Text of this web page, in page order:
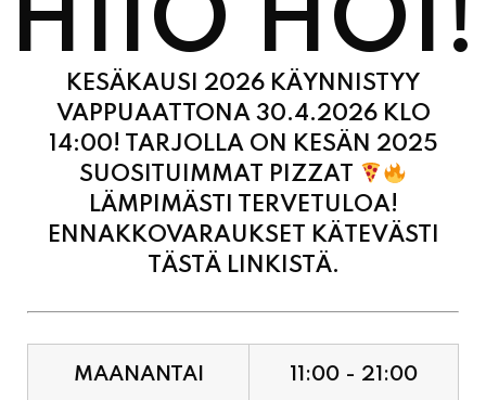
HIIO HOI!
KESÄKAUSI 2026 KÄYNNISTYY
VAPPUAATTONA 30.4.2026 KLO
14:00! TARJOLLA ON KESÄN 2025
SUOSITUIMMAT PIZZAT
LÄMPIMÄSTI TERVETULOA!
ENNAKKOVARAUKSET KÄTEVÄSTI
TÄSTÄ LINKISTÄ.
MAANANTAI 11:00 - 21:00